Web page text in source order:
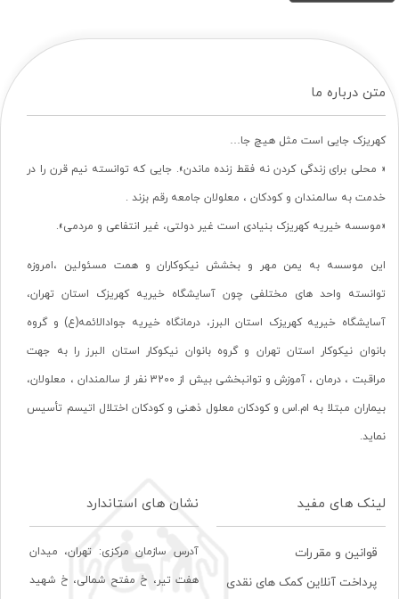
متن درباره ما
کهریزک جایی است مثل هیچ جا…
« محلی برای زندگی کردن نه فقط زنده ماندن». جایی که توانسته نیم قرن را در
خدمت به سالمندان و کودکان ، معلولان جامعه رقم بزند .
«موسسه خیریه کهریزک بنیادی است غیر دولتی، غیر انتفاعی و مردمی».
این موسسه به یمن مهر و بخشش نیکوکاران و همت مسئولین ،امروزه
توانسته واحد های مختلفی چون آسایشگاه خیریه کهریزک استان تهران،
آسایشگاه خیریه کهریزک استان البرز، درمانگاه خیریه جوادالائمه(ع) و گروه
بانوان نیکوکار استان تهران و گروه بانوان نیکوکار استان البرز را به جهت
مراقبت ، درمان ، آموزش و توانبخشی بیش از 3200 نفر از سالمندان ، معلولان،
بیماران مبتلا به ام.اس و کودکان معلول ذهنی و کودکان اختلال اتیسم تأسیس
نماید.
لینک های مفید
قوانین و مقررات
پرداخت آنلاین کمک های نقدی
نشان های استاندارد
آدرس سازمان مرکزی: تهران، ميدان
هفت تير، خ مفتح شمالی، خ شهيد